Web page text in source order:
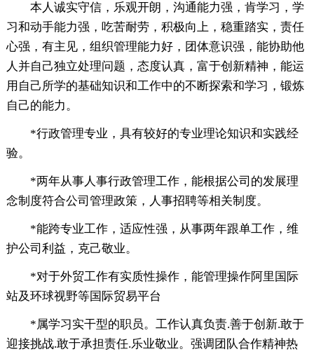
本人诚实守信，乐观开朗，沟通能力强，肯学习，学
习和动手能力强，吃苦耐劳，积极向上，稳重踏实，责任
心强，有主见，组织管理能力好，团体意识强，能协助他
人并自己独立处理问题，态度认真，富于创新精神，能运
用自己所学的基础知识和工作中的不断探索和学习，锻炼
自己的能力。
*行政管理专业，具有较好的专业理论知识和实践经
验。
*两年从事人事行政管理工作，能根据公司的发展理
念制度符合公司管理政策，人事招聘等相关制度。
*能跨专业工作，适应性强，从事两年跟单工作，维
护公司利益，克己敬业。
*对于外贸工作有实质性操作，能管理操作阿里国际
站及环球视野等国际贸易平台
*属学习实干型的职员。工作认真负责.善于创新.敢于
迎接挑战.敢于承担责任.乐业敬业。强调团队合作精神热